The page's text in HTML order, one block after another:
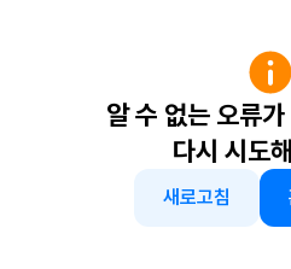
알 수 없는 오류
다시 시도
새로고침